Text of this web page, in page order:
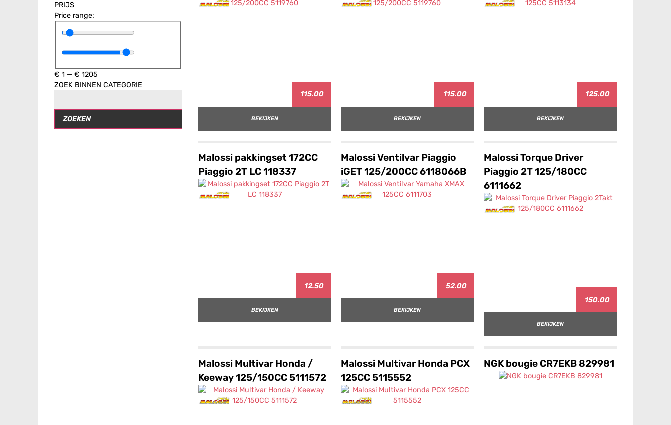
PRIJS
Price range:
€ 1 — € 1205
ZOEK BINNEN CATEGORIE
ZOEKEN
115.00
BEKIJKEN
115.00
BEKIJKEN
125.00
BEKIJKEN
Malossi pakkingset 172CC
Piaggio 2T LC 118337
12.50
BEKIJKEN
Malossi Ventilvar Piaggio
iGET 125/200CC 6118066B
52.00
BEKIJKEN
Malossi Torque Driver
Piaggio 2T 125/180CC
6111662
150.00
BEKIJKEN
Malossi Multivar Honda /
Keeway 125/150CC 5111572
Malossi Multivar Honda PCX
125CC 5115552
NGK bougie CR7EKB 829981